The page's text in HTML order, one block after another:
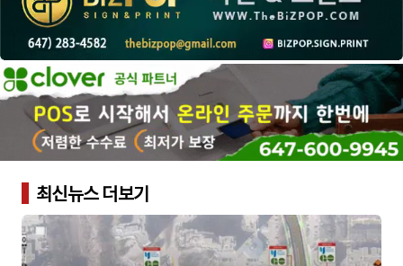
최신뉴스 더보기